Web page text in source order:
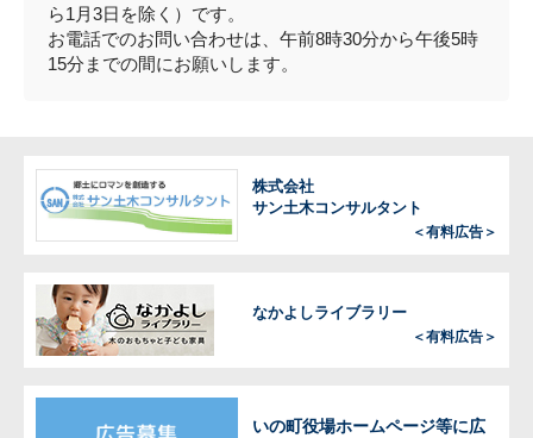
ら1月3日を除く）です。
お電話でのお問い合わせは、午前8時30分から午後5時
15分までの間にお願いします。
株式会社
サン土木コンサルタント
＜有料広告＞
なかよしライブラリー
＜有料広告＞
いの町役場ホームページ等に広